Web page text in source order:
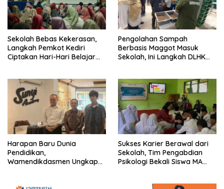
Sekolah Bebas Kekerasan,
Langkah Pemkot Kediri
Ciptakan Hari-Hari Belajar
Pengolahan Sampah
Berbasis Maggot Masuk
Sekolah, Ini Langkah DLHK
Harapan Baru Dunia
Pendidikan,
Wamendikdasmen Ungkap
Sukses Karier Berawal dari
Sekolah, Tim Pengabdian
Psikologi Bekali Siswa MA